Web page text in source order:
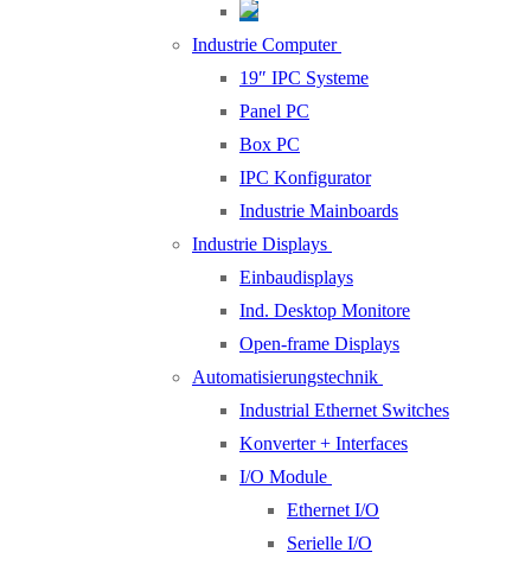
Industrie Computer
19″ IPC Systeme
Panel PC
Box PC
IPC Konfigurator
Industrie Mainboards
Industrie Displays
Einbaudisplays
Ind. Desktop Monitore
Open-frame Displays
Automatisierungstechnik
Industrial Ethernet Switches
Konverter + Interfaces
I/O Module
Ethernet I/O
Serielle I/O